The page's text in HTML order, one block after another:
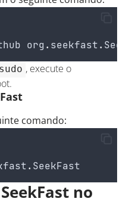
org . seekfast.
sudo , execute o
comando:
. SeekFast
no